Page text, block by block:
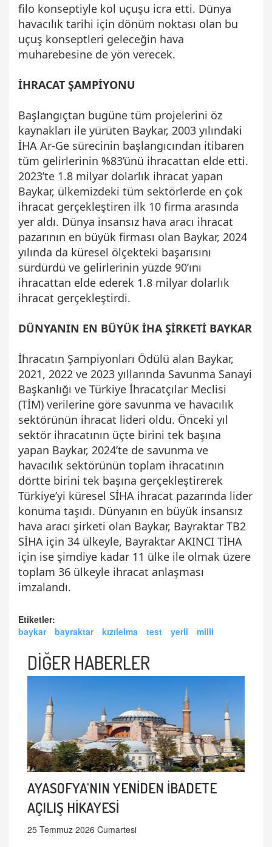
filo konseptiyle kol uçuşu icra etti. Dünya
havacılık tarihi için dönüm noktası olan bu
uçuş konseptleri geleceğin hava
muharebesine de yön verecek.
İHRACAT ŞAMPİYONU
Başlangıçtan bugüne tüm projelerini öz
kaynakları ile yürüten Baykar, 2003 yılındaki
İHA Ar-Ge sürecinin başlangıcından itibaren
tüm gelirlerinin %83’ünü ihracattan elde etti.
2023’te 1.8 milyar dolarlık ihracat yapan
Baykar, ülkemizdeki tüm sektörlerde en çok
ihracat gerçekleştiren ilk 10 firma arasında
yer aldı. Dünya insansız hava aracı ihracat
pazarının en büyük firması olan Baykar, 2024
yılında da küresel ölçekteki başarısını
sürdürdü ve gelirlerinin yüzde 90’ını
ihracattan elde ederek 1.8 milyar dolarlık
ihracat gerçekleştirdi.
DÜNYANIN EN BÜYÜK İHA ŞİRKETİ BAYKAR
İhracatın Şampiyonları Ödülü alan Baykar,
2021, 2022 ve 2023 yıllarında Savunma Sanayi
Başkanlığı ve Türkiye İhracatçılar Meclisi
(TİM) verilerine göre savunma ve havacılık
sektörünün ihracat lideri oldu. Önceki yıl
sektör ihracatının üçte birini tek başına
yapan Baykar, 2024’te de savunma ve
havacılık sektörünün toplam ihracatının
dörtte birini tek başına gerçekleştirerek
Türkiye’yi küresel SİHA ihracat pazarında lider
konuma taşıdı. Dünyanın en büyük insansız
hava aracı şirketi olan Baykar, Bayraktar TB2
SİHA için 34 ülkeyle, Bayraktar AKINCI TİHA
için ise şimdiye kadar 11 ülke ile olmak üzere
toplam 36 ülkeyle ihracat anlaşması
imzalandı.
Etiketler:
baykar
bayraktar kızılelma test yerli milli
DİĞER HABERLER
AYASOFYA'NIN YENİDEN İBADETE
AÇILIŞ HİKAYESİ
25 Temmuz 2026 Cumartesi